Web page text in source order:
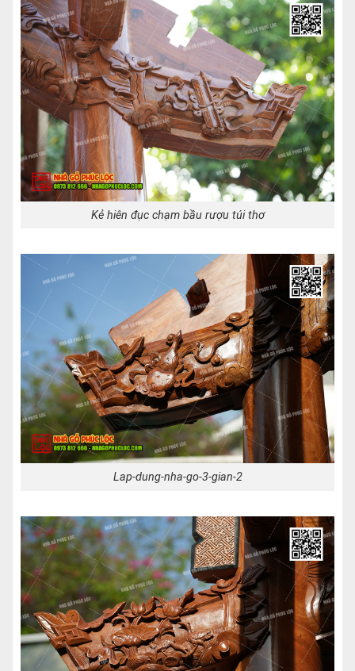
Kẻ hiên đục chạm bầu rượu túi thơ
Lap-dung-nha-go-3-gian-2